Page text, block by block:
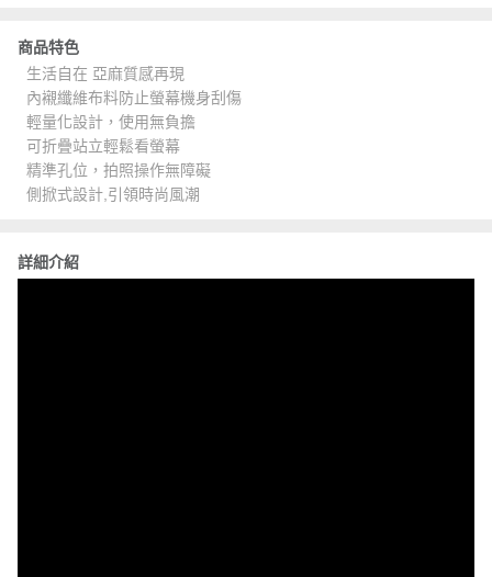
商品特色
生活自在 亞麻質感再現
內襯纖維布料防止螢幕機身刮傷
輕量化設計，使用無負擔
可折疊站立輕鬆看螢幕
精準孔位，拍照操作無障礙
側掀式設計,引領時尚風潮
詳細介紹